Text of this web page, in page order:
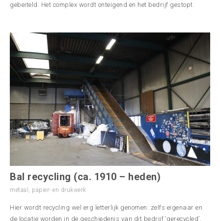
gebeiteld. Het complex wordt onteigend en het bedrijf gestopt.
Bal recycling (ca. 1910 – heden)
metaal , papier- en drukwerk
Hier wordt recycling wel erg letterlijk genomen: zelfs eigenaar en
de locatie worden in de geschiedenis van dit bedrijf ‘gerecycled’.